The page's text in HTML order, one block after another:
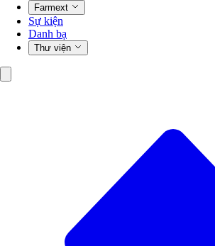
Farmext
Sự kiện
Danh bạ
Thư viện